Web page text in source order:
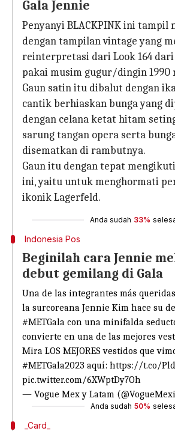
Gala Jennie
Penyanyi BLACKPINK ini tampil
dengan tampilan vintage yang
reinterpretasi dari Look 164
pakai musim gugur/dingin 1990
Gaun satin itu dibalut dengan
cantik berhiaskan bunga yang
dengan celana ketat hitam
sarung tangan opera serta
disematkan di rambutnya.
Gaun itu dengan tepat
ini, yaitu untuk menghormati
ikonik Lagerfeld.
Anda sudah 33%
Indonesia Pos
Beginilah cara Jennie
debut gemilang di Gala
Una de las integrantes más
la surcoreana Jennie Kim hace su
#METGala con una minifalda
convierte en una de las mejores
Mira LOS MEJORES vestidos que
#METGala2023 aquí: https://t.co/
pic.twitter.com/6XWptDy7Oh
— Vogue Mex y Latam
Anda sudah 50%
_Card_